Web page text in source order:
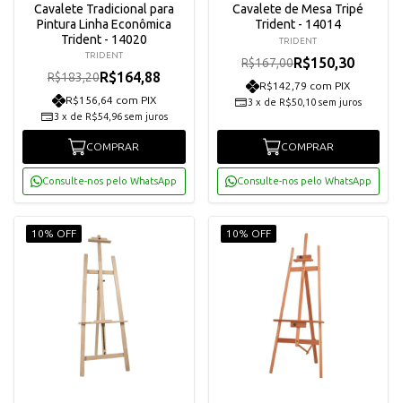
Cavalete Tradicional para
Pintura Linha Econômica
Trident - 14020
TRIDENT
R$183,20R$164,88
R$156,64 com PIX
3 x de R$54,96 sem juros
COMPRAR
Consulte-nos pelo WhatsApp
Cavalete de Mesa Tripé
Trident - 14014
TRIDENT
R$167,00R$150,30
R$142,79 com PIX
3 x de R$50,10 sem juros
COMPRAR
Consulte-nos pelo WhatsApp
10% OFF 10% OFF